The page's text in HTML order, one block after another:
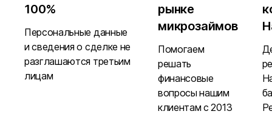
100%
Персональные данные
и сведения о сделке не
разглашаются третьим
лицам
рынке
микрозаймов
Помогаем
решать
финансовые
вопросы нашим
клиентам с 2013